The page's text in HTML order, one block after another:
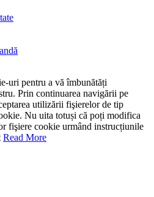
uri pentru a vă îmbunătăți
Prin continuarea navigării pe
utilizării fişierelor de tip
Nu uita totuși că poți modifica
fişiere cookie urmând instrucțiunile
Read More